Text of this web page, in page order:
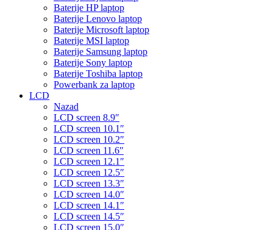
Baterije HP laptop
Baterije Lenovo laptop
Baterije Microsoft laptop
Baterije MSI laptop
Baterije Samsung laptop
Baterije Sony laptop
Baterije Toshiba laptop
Powerbank za laptop
LCD
Nazad
LCD screen 8.9″
LCD screen 10.1″
LCD screen 10.2″
LCD screen 11.6″
LCD screen 12.1″
LCD screen 12.5″
LCD screen 13.3″
LCD screen 14.0″
LCD screen 14.1″
LCD screen 14.5″
LCD screen 15.0″